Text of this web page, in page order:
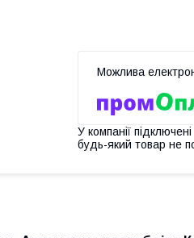
У компанії
будь-який товар не